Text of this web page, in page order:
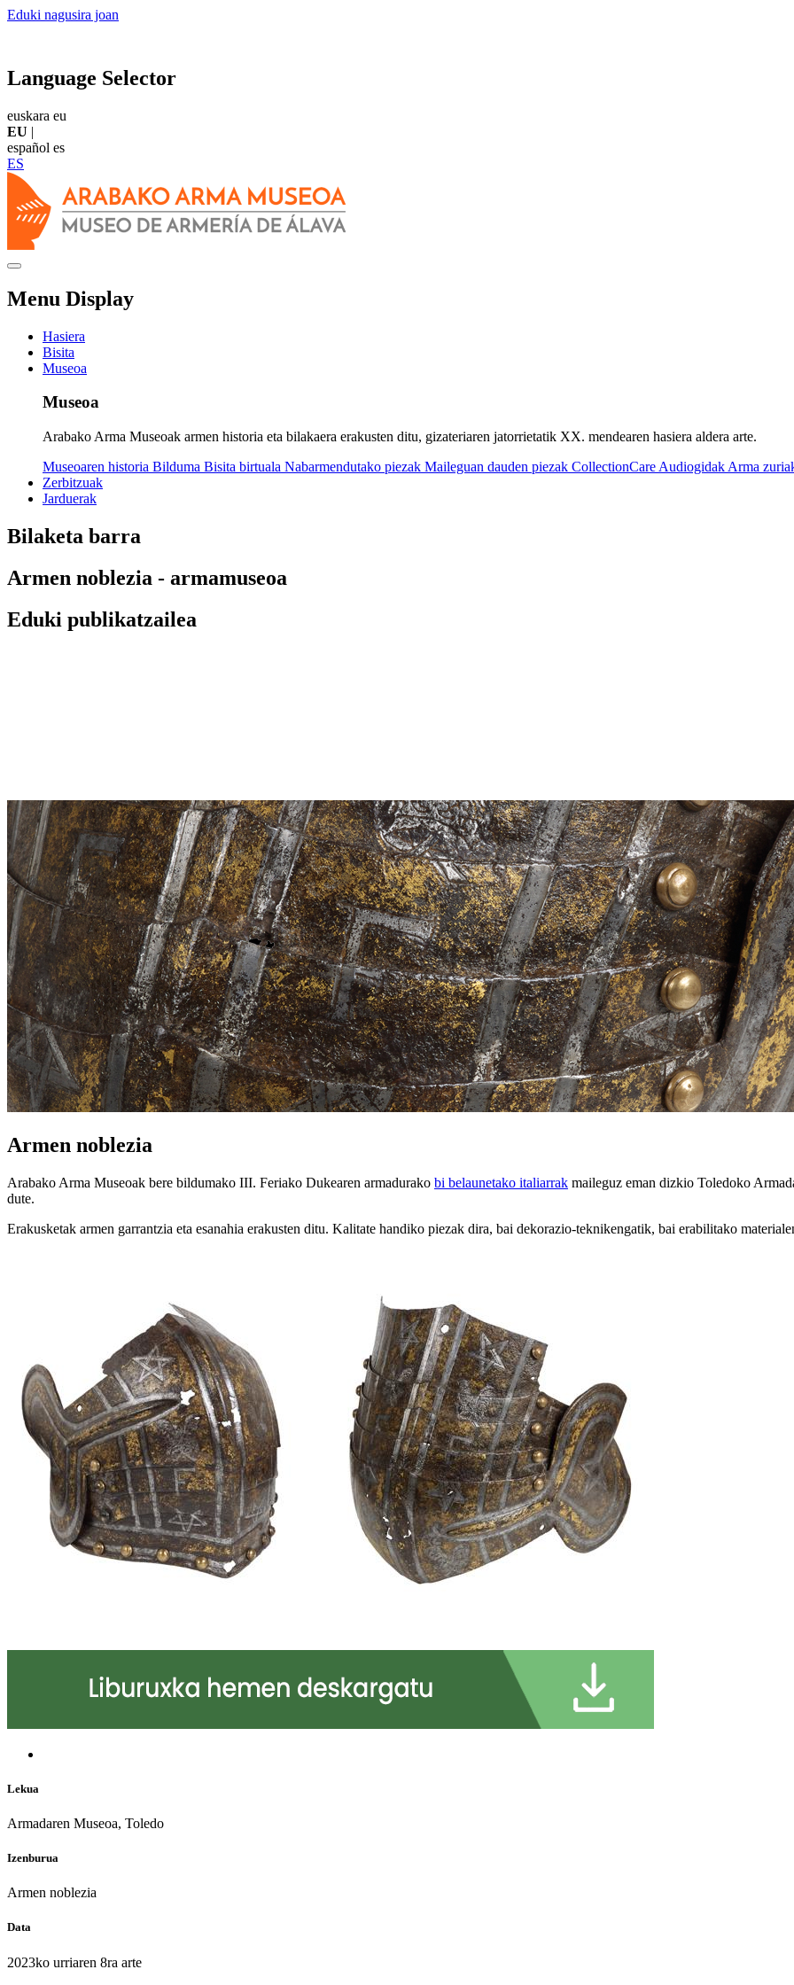
Eduki nagusira joan
Language Selector
euskara eu
EU |
español es
ES
Menu Display
Hasiera
Bisita
Museoa
Museoa
Arabako Arma Museoak armen historia eta bilakaera erakusten ditu, gizateriaren jatorrietatik XX. mendearen hasiera aldera arte.
Museoaren historia Bilduma Bisita birtuala Nabarmendutako piezak Maileguan dauden piezak CollectionCare Audiogidak Arma
Zerbitzuak
Jarduerak
Bilaketa barra
Armen noblezia - armamuseoa
Eduki publikatzailea
Armen noblezia
Arabako Arma Museoak bere bildumako III. Feriako Dukearen armadurako bi belaunetako italiarrak maileguz eman dizkio Toledoko
dute.
Erakusketak armen garrantzia eta esanahia erakusten ditu. Kalitate handiko piezak dira, bai dekorazio-teknikengatik, bai erabilitako
Lekua
Armadaren Museoa, Toledo
Izenburua
Armen noblezia
Data
2023ko urriaren 8ra arte